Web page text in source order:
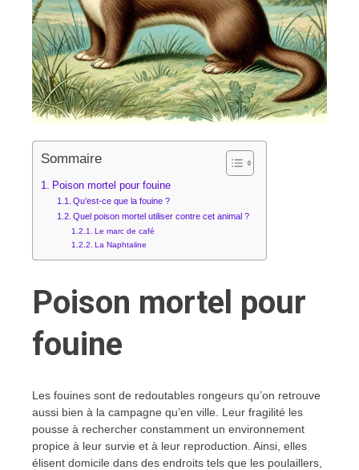
Sommaire
Poison mortel pour fouine
Qu’est-ce que la fouine ?
Quel poison mortel utiliser contre cet animal ?
Le marc de café
La Naphtaline
Poison mortel pour
fouine
Les fouines sont de redoutables rongeurs qu’on retrouve
aussi bien à la campagne qu’en ville. Leur fragilité les
pousse à rechercher constamment un environnement
propice à leur survie et à leur reproduction. Ainsi, elles
élisent domicile dans des endroits tels que les poulaillers,